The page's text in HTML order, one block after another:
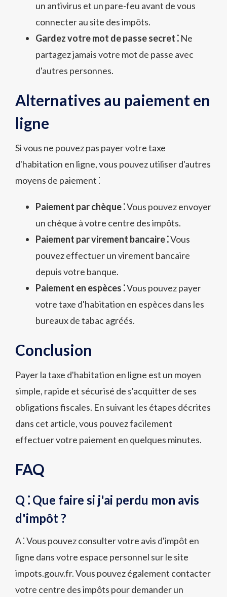
un antivirus et un pare-feu avant de vous
connecter au site des impôts.
Gardez votre mot de passe secret ⁚ Ne
partagez jamais votre mot de passe avec
d'autres personnes.
Alternatives au paiement en
ligne
Si vous ne pouvez pas payer votre taxe
d'habitation en ligne, vous pouvez utiliser d'autres
moyens de paiement ⁚
Paiement par chèque ⁚Vous pouvez envoyer
un chèque à votre centre des impôts.
Paiement par virement bancaire ⁚Vous
pouvez effectuer un virement bancaire
depuis votre banque.
Paiement en espèces ⁚Vous pouvez payer
votre taxe d'habitation en espèces dans les
bureaux de tabac agréés.
Conclusion
Payer la taxe d'habitation en ligne est un moyen
simple, rapide et sécurisé de s'acquitter de ses
obligations fiscales. En suivant les étapes décrites
dans cet article, vous pouvez facilement
effectuer votre paiement en quelques minutes.
FAQ
Q ⁚ Que faire si j'ai perdu mon avis
d'impôt ?
A ⁚ Vous pouvez consulter votre avis d'impôt en
ligne dans votre espace personnel sur le site
impots.gouv.fr. Vous pouvez également contacter
votre centre des impôts pour demander un